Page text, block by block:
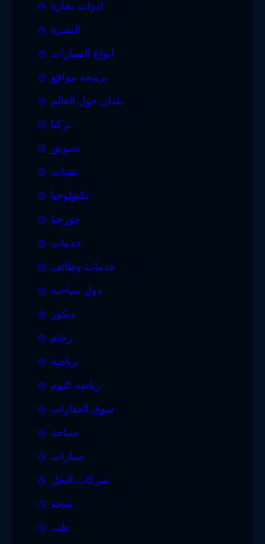
ادوات نجارة
البشرة
انواع السيارات
برمجة مواقع
بلدان حول العالم
تركيا
تسويق
تقنيات
تكنولوجيا
جورجيا
خدمات
خدمات وظائف
دول سياحية
ديكور
رخام
رياضة
رياضه اليوم
سوق العقارات
سياحة
سيارات
شركات النقل
صحة
طب